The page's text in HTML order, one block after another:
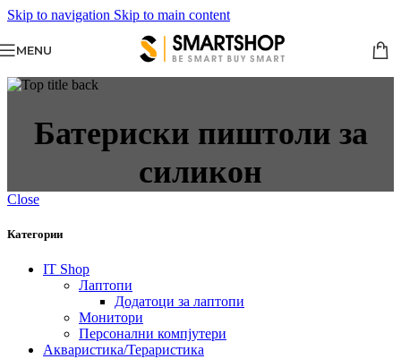
Skip to navigation Skip to main content
MENU
Батериски пиштоли за
силикон
Close
Категории
IT Shop
Лаптопи
Додатоци за лаптопи
Монитори
Персонални компјутери
Акваристика/Тераристика